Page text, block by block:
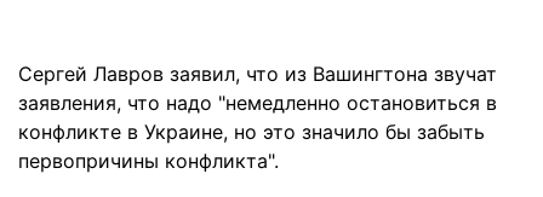
Сергей Лавров заявил, что из Вашингтона звучат
заявления, что надо "немедленно остановиться в
конфликте в Украине, но это значило бы забыть
первопричины конфликта".